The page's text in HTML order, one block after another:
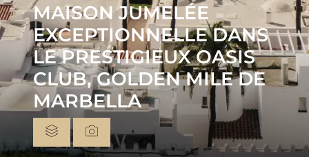
MAISON JUMELÉE
EXCEPTIONNELLE DANS
LE PRESTIGIEUX OASIS
CLUB, GOLDEN MILE DE
MARBELLA